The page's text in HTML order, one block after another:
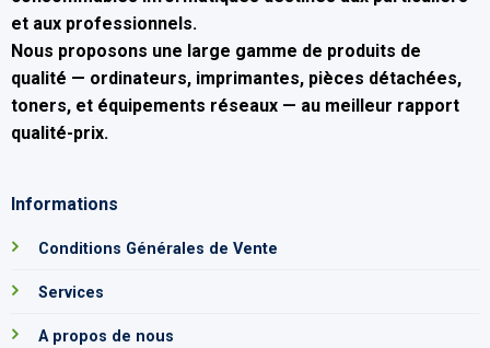
et aux professionnels.
Nous proposons une large gamme de produits de
qualité — ordinateurs, imprimantes, pièces détachées,
toners, et équipements réseaux — au meilleur rapport
qualité-prix.
Informations
Conditions Générales de Vente
Services
A propos de nous